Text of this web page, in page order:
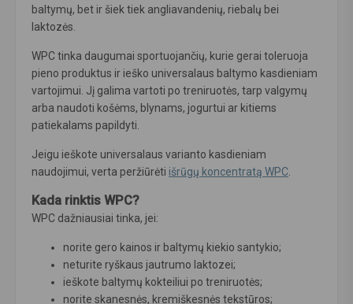
baltymų, bet ir šiek tiek angliavandenių, riebalų bei
laktozės.
WPC tinka daugumai sportuojančių, kurie gerai toleruoja
pieno produktus ir ieško universalaus baltymo kasdieniam
vartojimui. Jį galima vartoti po treniruotės, tarp valgymų
arba naudoti košėms, blynams, jogurtui ar kitiems
patiekalams papildyti.
Jeigu ieškote universalaus varianto kasdieniam
naudojimui, verta peržiūrėti išrūgų koncentratą WPC
Kada rinktis WPC?
WPC dažniausiai tinka, jei:
norite gero kainos ir baltymų kiekio santykio;
neturite ryškaus jautrumo laktozei;
ieškote baltymų kokteiliui po treniruotės;
norite skanesnės, kremiškesnės tekstūros;